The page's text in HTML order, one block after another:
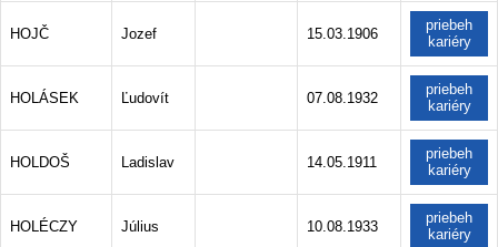
HOJČ Jozef 15.03.1906
priebeh
kariéry
HOLÁSEK Ľudovít 07.08.1932
priebeh
kariéry
HOLDOŠ Ladislav 14.05.1911
priebeh
kariéry
HOLÉCZY Július 10.08.1933
priebeh
kariéry